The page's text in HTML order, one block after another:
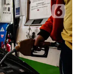
SPBU kawasan
Pemerintah
Adapun
yaitu Pertalite
solar menjadi Rp
Rp 14.500 per